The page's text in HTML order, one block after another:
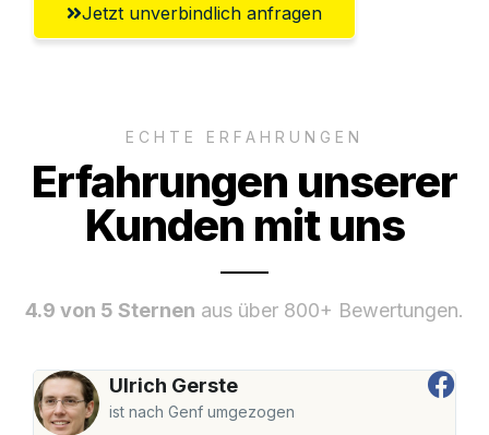
Jetzt unverbindlich anfragen
ECHTE ERFAHRUNGEN
Erfahrungen unserer
Kunden mit uns
4.9 von 5 Sternen aus über 800+ Bewertungen.
Ulrich Gerste
ist nach Genf umgezogen